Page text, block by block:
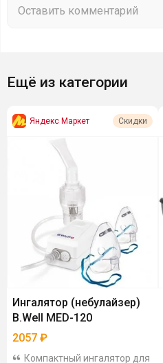
Ещё из категории
Яндекс Маркет Скидки
Ингалятор (небулайзер)
B.Well MED-120
2057 ₽
Компактный ингалятор для